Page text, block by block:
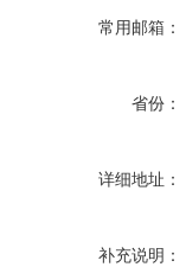
常用邮箱：
省份：
详细地址：
补充说明：